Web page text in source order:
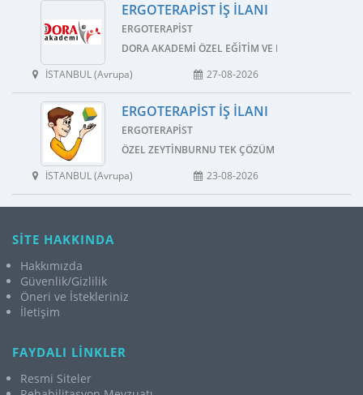
ERGOTERAPIST İŞ İLANI
ERGOTERAPIST
DORA AKADEMI ÖZEL EĞITIM VE REHABILITASYON
İSTANBUL (Avrupa)
27-08-2026
ERGOTERAPIST İŞ İLANI
ERGOTERAPIST
ÖZEL ZEYTINBURNU TEK ÇÖZÜM ÖZEL EĞITIM VE
İSTANBUL (Avrupa)
23-08-2026
SİTE HAKKINDA
Hakkımızda
Güvenlik/Gizlilik
Öneri ve İstekleriniz
İletişim
FAYDALI LİNKLER
Resmi Siteler